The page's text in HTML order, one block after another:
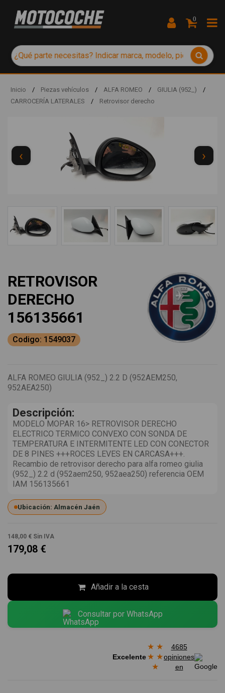
0
Inicio / Piezas vehículos / ALFA ROMEO / GIULIA (952_)
/
CARROCERÍA LATERALES
/ Retrovisor derecho
‹ ›
RETROVISOR
DERECHO
156135661
Codigo: 1549037
ALFA ROMEO GIULIA (952_) 2.2 D (952AEM250,
952AEA250)
Descripción:
MODELO MOPAR 16> RETROVISOR DERECHO
ELECTRICO TERMICO CONVEXO CON SONDA DE
TEMPERATURA E INTERMITENTE LED CON CONECTOR
DE 8 PINES +++ROCES LEVES EN CARCASA+++.
Recambio de retrovisor derecho para alfa romeo giulia
(952_) 2.2 d (952aem250, 952aea250) referencia OEM
IAM 156135661
Ubicación: Almacén Jaén
148,00 € Sin IVA
179,08 €
Añadir a la cesta
Consultar por WhatsApp
Excelente
★ ★
★ ★
★
4685
opiniones
en